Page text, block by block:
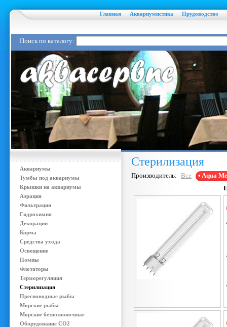
Главная Аквариумистика Прудоводство
Поиск по каталогу:
Аквариумы
Тумбы под аквариумы
Крышки на аквариумы
Аэрация
Фильтрация
Гидрохимия
Декорации
Корма
Средства ухода
Освещение
Помпы
Флотаторы
Терморегуляция
Стерилизация
Пресноводные рыбы
Морские рыбы
Морские безпозвоночные
Оборудование CO2
Стерилизация
Производитель: Все
• Aqua